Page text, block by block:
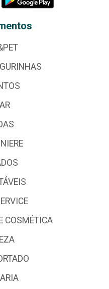
COSMÉTICA